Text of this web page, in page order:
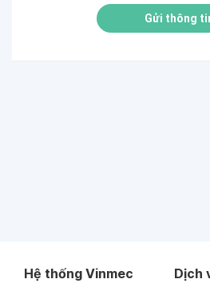
Gửi thông
Hệ thống Vinmec Dịch